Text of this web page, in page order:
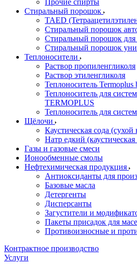
Прочие спирты
Стиральный порошок
TAED
Стиральный порошок
Стиральный порошок для
Стиральный порошок
Теплоносители
Раствор пропиленгликоля
Раствор этиленгликоля
Теплоноситель Termoplus
Теплоноситель для
TERMOPLUS
Теплоноситель для
Щёлочи
Каустическая сода (сухой
Натр едкий (каустическая
Газы и газовые смеси
Ионообменные смолы
Нефтехимическая продукция
Антиоксиданты для
Базовые масла
Детергенты
Дисперсанты
Загустители и
Пакеты присадок для
Противоизносные и
Контрактное производство
Услуги